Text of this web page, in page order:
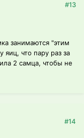
#13
занимаются "этим
яиц, что пару раз за
2 самца, чтобы не
#14